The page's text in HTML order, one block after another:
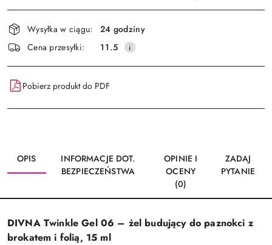
Wyślij
Dostępność
i
dostawa
Wysyłka w ciągu:
24 godziny
Cena przesyłki:
11.5
Pobierz produkt do PDF
OPIS
INFORMACJE DOT.
BEZPIECZEŃSTWA
OPINIE I
OCENY
(0)
ZADAJ
PYTANIE
DIVNA Twinkle Gel 06 – żel budujący do paznokci z
brokatem i folią, 15 ml